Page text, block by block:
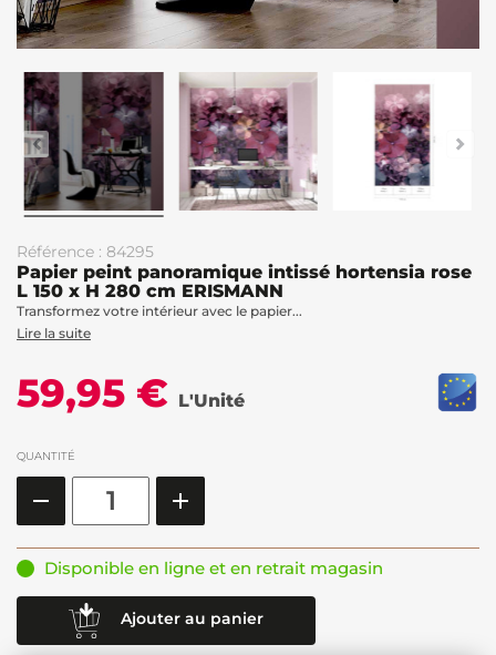
Référence : 84295
Papier peint panoramique intissé hortensia rose
L 150 x H 280 cm ERISMANN
Transformez votre intérieur avec le papier...
Lire la suite
59,95 € L'Unité
QUANTITÉ
Disponible en ligne et en retrait magasin
Ajouter au panier